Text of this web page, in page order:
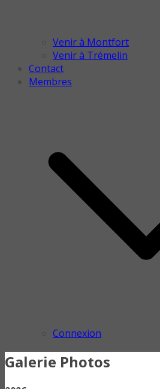
Venir à Montfort
Venir à Trémelin
Contact
Membres
Connexion
Galerie Photos